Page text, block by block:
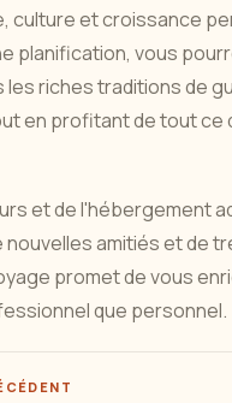
culture et croissance
planification, vous
les riches traditions de
en profitant de tout ce
et de l'hébergement
amitiés et de
promet de vous
que personnel.